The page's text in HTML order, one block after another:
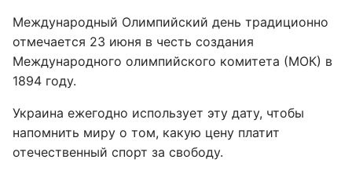
Международный Олимпийский день традиционно
отмечается 23 июня в честь создания
Международного олимпийского комитета (МОК) в
1894 году.
Украина ежегодно использует эту дату, чтобы
напомнить миру о том, какую цену платит
отечественный спорт за свободу.